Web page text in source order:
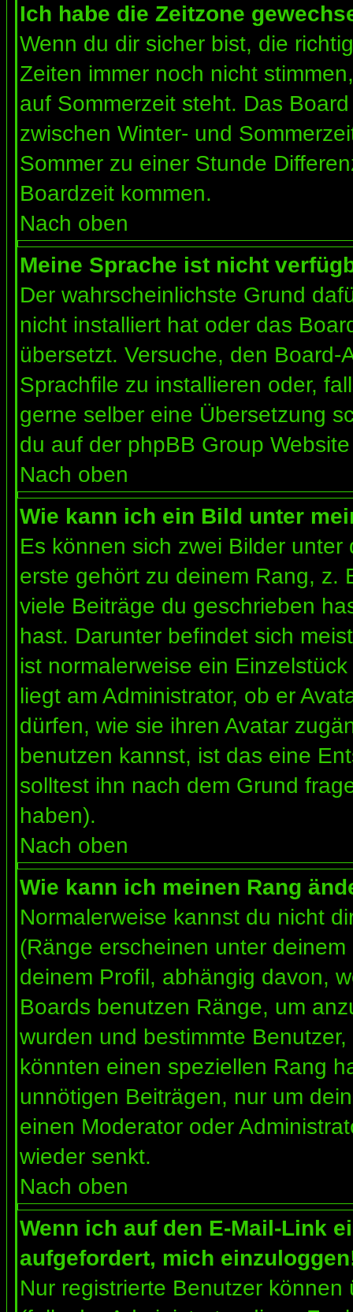
Ich habe die Zeitzone
Wenn du dir sicher bist, die
Zeiten immer noch nicht
auf Sommerzeit steht. Das
zwischen Winter- und
Sommer zu einer Stunde
Boardzeit kommen.
Nach oben
Meine Sprache ist nicht
Der wahrscheinlichste Grund
nicht installiert hat oder das
übersetzt. Versuche, den
Sprachfile zu installieren oder,
gerne selber eine Übersetzung
du auf der phpBB Group
Nach oben
Wie kann ich ein Bild unter
Es können sich zwei Bilder
erste gehört zu deinem Rang, z.
viele Beiträge du geschrieben
hast. Darunter befindet sich
ist normalerweise ein
liegt am Administrator, ob er
dürfen, wie sie ihren Avatar
benutzen kannst, ist das eine
solltest ihn nach dem Grund
haben).
Nach oben
Wie kann ich meinen Rang
Normalerweise kannst du nicht
(Ränge erscheinen unter
deinem Profil, abhängig davon,
Boards benutzen Ränge, um
wurden und bestimmte
könnten einen speziellen Rang
unnötigen Beiträgen, nur um
einen Moderator oder
wieder senkt.
Nach oben
Wenn ich auf den E-Mail-Link
aufgefordert, mich
Nur registrierte Benutzer